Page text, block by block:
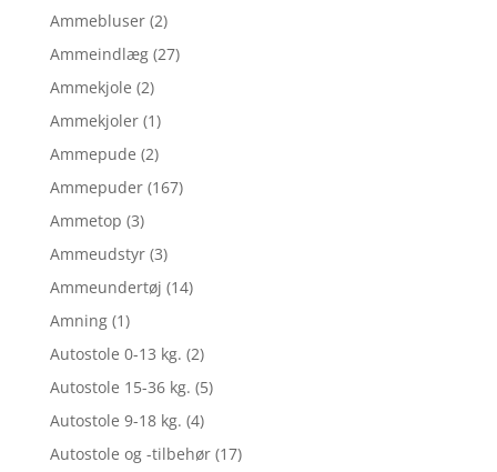
Ammebluser (2)
Ammeindlæg (27)
Ammekjole (2)
Ammekjoler (1)
Ammepude (2)
Ammepuder (167)
Ammetop (3)
Ammeudstyr (3)
Ammeundertøj (14)
Amning (1)
Autostole 0-13 kg. (2)
Autostole 15-36 kg. (5)
Autostole 9-18 kg. (4)
Autostole og -tilbehør (17)